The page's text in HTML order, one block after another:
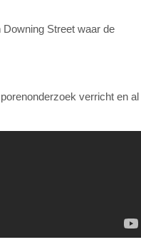
Street waar de
verricht en al